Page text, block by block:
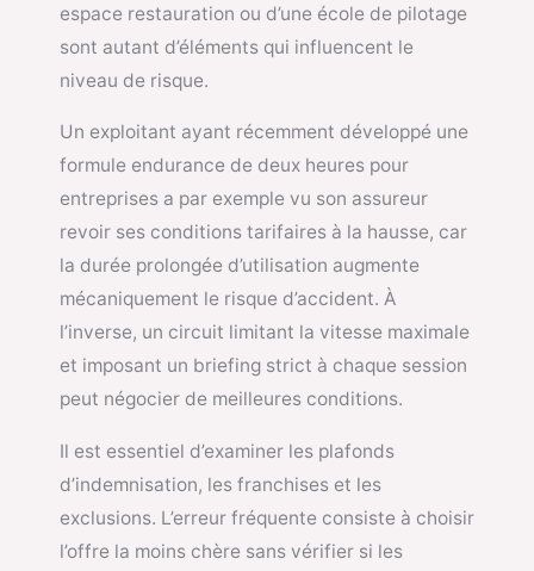
espace restauration ou d’une école de pilotage
sont autant d’éléments qui influencent le
niveau de risque.
Un exploitant ayant récemment développé une
formule endurance de deux heures pour
entreprises a par exemple vu son assureur
revoir ses conditions tarifaires à la hausse, car
la durée prolongée d’utilisation augmente
mécaniquement le risque d’accident. À
l’inverse, un circuit limitant la vitesse maximale
et imposant un briefing strict à chaque session
peut négocier de meilleures conditions.
Il est essentiel d’examiner les plafonds
d’indemnisation, les franchises et les
exclusions. L’erreur fréquente consiste à choisir
l’offre la moins chère sans vérifier si les